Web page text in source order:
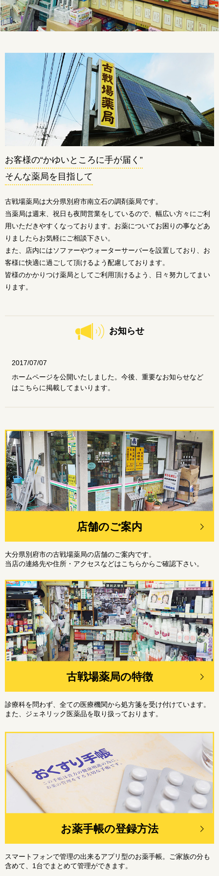
お客様の“かゆいところに手が届く”
そんな薬局を目指して
古戦場薬局は大分県別府市南立石の調剤薬局です。
当薬局は週末、祝日も夜間営業をしているので、幅広い方々にご利
用いただきやすくなっております。お薬についてお困りの事などあ
りましたらお気軽にご相談下さい。
また、店内にはソファーやウォーターサーバーを設置しており、お
客様に快適に過ごして頂けるよう配慮しております。
皆様のかかりつけ薬局としてご利用頂けるよう、日々努力してまい
ります。
お知らせ
2017/07/07
ホームページを公開いたしました。今後、重要なお知らせなど
はこちらに掲載してまいります。
店舗のご案内
大分県別府市の古戦場薬局の店舗のご案内です。
当店の連絡先や住所・アクセスなどはこちらからご確認下さい。
古戦場薬局の特徴
診療科を問わず、全ての医療機関から処方箋を受け付けています。
また、ジェネリック医薬品を取り扱っております。
お薬手帳の登録方法
スマートフォンで管理の出来るアプリ型のお薬手帳。ご家族の分も
含めて、1台でまとめて管理ができます。